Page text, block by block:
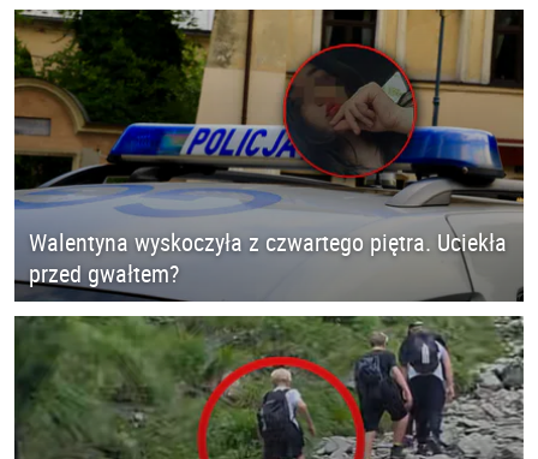
Walentyna wyskoczyła z czwartego piętra. Uciekła
przed gwałtem?